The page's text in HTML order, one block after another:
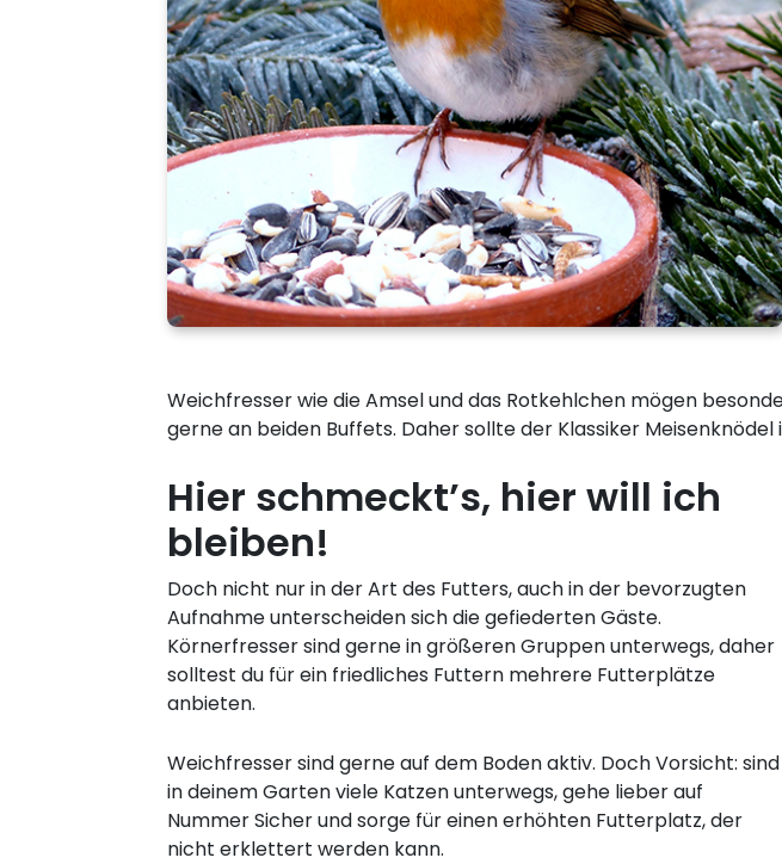
Weichfresser wie die Amsel und das Rotkehlchen mögen
gerne an beiden Buffets. Daher sollte der Klassiker
Hier schmeckt’s, hier will ich
bleiben!
Doch nicht nur in der Art des Futters, auch in der bevorzugten
Aufnahme unterscheiden sich die gefiederten Gäste.
Körnerfresser sind gerne in größeren Gruppen unterwegs, daher
solltest du für ein friedliches Futtern mehrere Futterplätze
anbieten.
Weichfresser sind gerne auf dem Boden aktiv. Doch Vorsicht: sind
in deinem Garten viele Katzen unterwegs, gehe lieber auf
Nummer Sicher und sorge für einen erhöhten Futterplatz, der
nicht erklettert werden kann.